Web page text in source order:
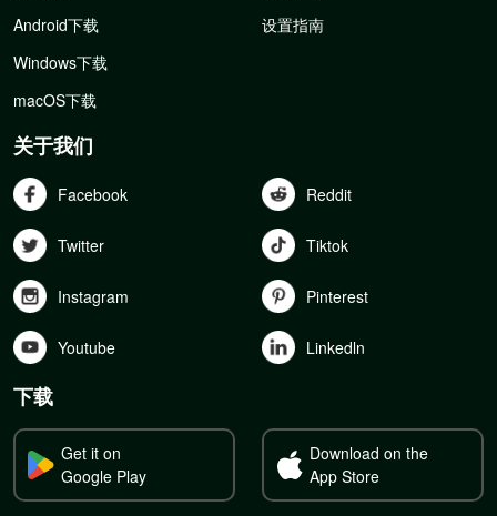
Android下载
Windows下载
macOS下载
设置指南
关于我们
Facebook Reddit
Twitter Tiktok
Instagram Pinterest
Youtube Linkedln
下载
Get it on
Google Play
Download on the
App Store